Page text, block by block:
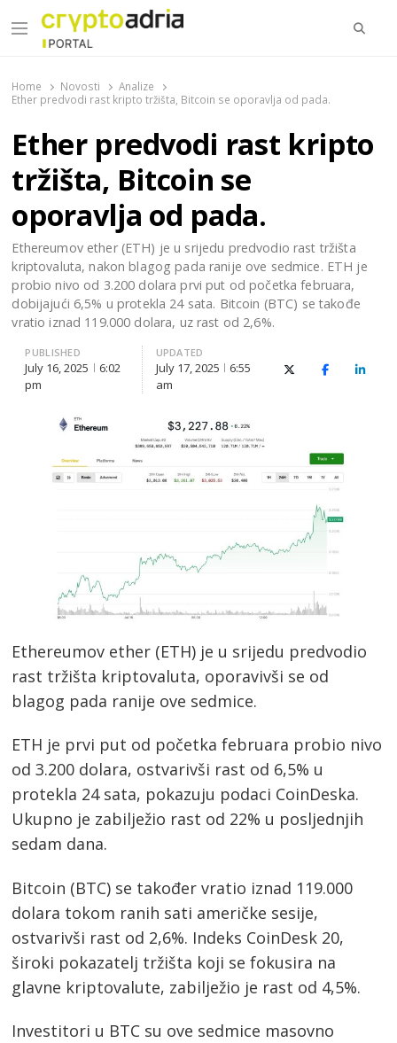
Menu
Home Novosti
Analize
Ether predvodi rast kripto tržišta, Bitcoin se oporavlja od pada.
Ether predvodi rast kripto
tržišta, Bitcoin se
oporavlja od pada.
Ethereumov ether (ETH) je u srijedu predvodio rast tržišta
kriptovaluta, nakon blagog pada ranije ove sedmice. ETH je
probio nivo od 3.200 dolara prvi put od početka februara,
dobijajući 6,5% u protekla 24 sata. Bitcoin (BTC) se takođe
vratio iznad 119.000 dolara, uz rast od 2,6%.
PUBLISHED
July 16, 2025
6:02
pm
UPDATED
July 17, 2025
6:55
am
X (Twitter)Facebook
Ethereumov ether (ETH) je u srijedu predvodio
rast tržišta kriptovaluta, oporavivši se od
blagog pada ranije ove sedmice.
ETH je prvi put od početka februara probio nivo
od 3.200 dolara, ostvarivši rast od 6,5% u
protekla 24 sata, pokazuju podaci CoinDeska.
Ukupno je zabilježio rast od 22% u posljednjih
sedam dana.
Bitcoin (BTC) se također vratio iznad 119.000
dolara tokom ranih sati američke sesije,
ostvarivši rast od 2,6%. Indeks CoinDesk 20,
široki pokazatelj tržišta koji se fokusira na
glavne kriptovalute, zabilježio je rast od 4,5%.
Investitori u BTC su ove sedmice masovno